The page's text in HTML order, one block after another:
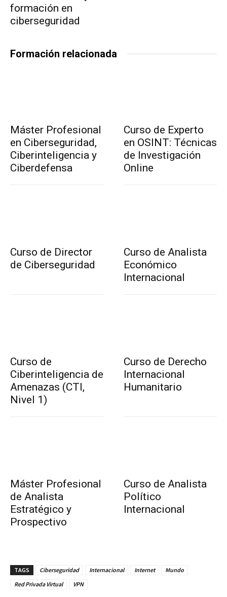
formación en
ciberseguridad
Formación relacionada
Máster Profesional
en Ciberseguridad,
Ciberinteligencia y
Ciberdefensa
Curso de Experto
en OSINT: Técnicas
de Investigación
Online
Curso de Director
de Ciberseguridad
Curso de Analista
Económico
Internacional
Curso de
Ciberinteligencia de
Amenazas (CTI,
Nivel 1)
Curso de Derecho
Internacional
Humanitario
Máster Profesional
de Analista
Estratégico y
Prospectivo
Curso de Analista
Político
Internacional
TAGS Ciberseguridad Internacional Internet
Mundo
Red Privada Virtual
VPN